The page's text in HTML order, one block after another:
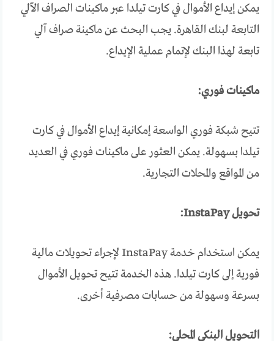
يمكن إيداع الأموال في كارت تيلدا عبر ماكينات الصراف الآلي
التابعة لبنك القاهرة. يجب البحث عن ماكينة صراف آلي
تابعة لهذا البنك لإتمام عملية الإيداع.
ماكينات فوري:
تتيح شبكة فوري الواسعة إمكانية إيداع الأموال في كارت
تيلدا بسهولة. يمكن العثور على ماكينات فوري في العديد
من المواقع والمحلات التجارية.
تحويل InstaPay:
يمكن استخدام خدمة InstaPay لإجراء تحويلات مالية
فورية إلى كارت تيلدا. هذه الخدمة تتيح تحويل الأموال
بسرعة وسهولة من حسابات مصرفية أخرى.
التحويل البنكي المحلي: